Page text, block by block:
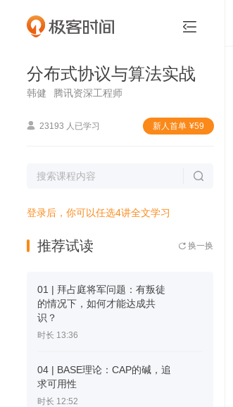

分布式协议与算法实战
韩健 腾讯资深工程师
 23193 人已学习 新⼈⾸单 ¥59

登录后，你可以任选4讲全文学习
推荐试读  换一换
01 | 拜占庭将军问题：有叛徒
的情况下，如何才能达成共
识？
时长 13:36
04 | BASE理论：CAP的碱，追
求可用性
时长 12:52
 分布式协议与算法实战